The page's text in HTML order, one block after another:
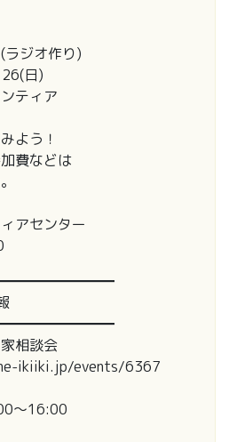
ラジオ作り)
日)
ティア
よう！
費などは
アセンター
相談会
ikiiki.jp/events/6367
～16:00